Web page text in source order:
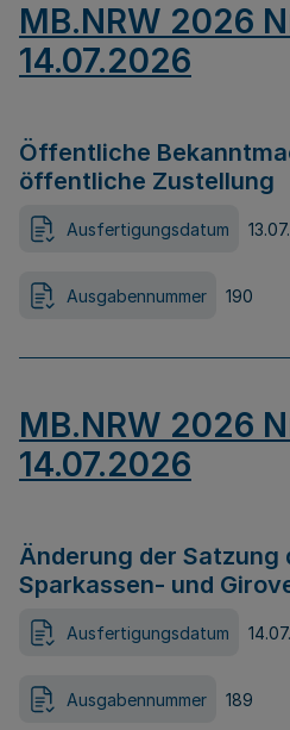
MB.NRW 2026
14.07.2026
Öffentliche
öffentliche Zustellung
Ausfertigungsdatum
Ausgabennummer 190
MB.NRW 2026
14.07.2026
Änderung der Satzung
Sparkassen- und
Ausfertigungsdatum
Ausgabennummer 189